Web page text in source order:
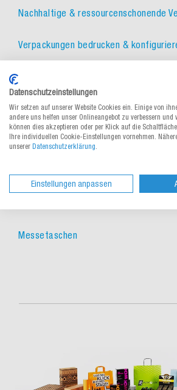
Nachhaltige & ressourcenschonende
Verpackungen bedrucken &
Umweltfreundliche
Tragetaschen bedrucken
Messetaschen
Datenschutzeinstellungen
Wir setzen auf unserer Website Cookies ein. Einige von
andere uns helfen unser Onlineangebot zu verbessern
können dies akzeptieren oder per Klick auf die
Ihre individuellen Cookie-Einstellungen vornehmen.
unserer Datenschutzerklärung.
Einstellungen anpassen